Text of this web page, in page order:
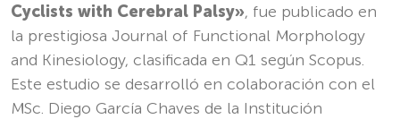
Cyclists with Cerebral Palsy», fue publicado en
la prestigiosa Journal of Functional Morphology
and Kinesiology, clasificada en Q1 según Scopus.
Este estudio se desarrolló en colaboración con el
MSc. Diego García Chaves de la Institución